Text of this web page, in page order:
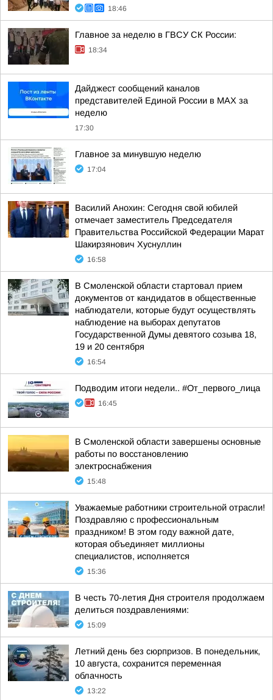
18:46
Главное за неделю в ГВСУ СК России:
18:34
Дайджест сообщений каналов
представителей Единой России в МАХ за
неделю
17:30
Главное за минувшую неделю
17:04
Василий Анохин: Сегодня свой юбилей
отмечает заместитель Председателя
Правительства Российской Федерации Марат
Шакирзянович Хуснуллин
16:58
В Смоленской области стартовал прием
документов от кандидатов в общественные
наблюдатели, которые будут осуществлять
наблюдение на выборах депутатов
Государственной Думы девятого созыва 18,
19 и 20 сентября
16:54
Подводим итоги недели.. #От_первого_лица
16:45
В Смоленской области завершены основные
работы по восстановлению
электроснабжения
15:48
Уважаемые работники строительной отрасли!
Поздравляю с профессиональным
праздником! В этом году важной дате,
которая объединяет миллионы
специалистов, исполняется
15:36
В честь 70-летия Дня строителя продолжаем
делиться поздравлениями:
15:09
Летний день без сюрпризов. В понедельник,
10 августа, сохранится переменная
облачность
13:22